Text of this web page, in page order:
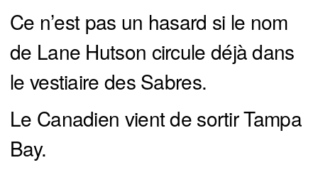
Ce n’est pas un hasard si le nom
de Lane Hutson circule déjà dans
le vestiaire des Sabres.
Le Canadien vient de sortir Tampa
Bay.